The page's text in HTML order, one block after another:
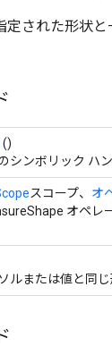
定された形状
()
シンボリック ハ
スコープ、 オ
オペレ
ルまたは値と同